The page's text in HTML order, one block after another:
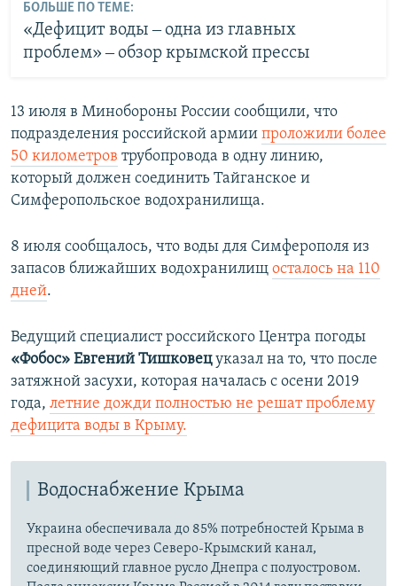
БОЛЬШЕ ПО ТЕМЕ:
«Дефицит воды ‒ одна из главных
проблем» ‒ обзор крымской прессы
13 июля в Минобороны России сообщили, что
подразделения российской армии проложили более
50 километров трубопровода в одну линию,
который должен соединить Тайганское и
Симферопольское водохранилища.
8 июля сообщалось, что воды для Симферополя из
запасов ближайших водохранилищ осталось на 110
дней.
Ведущий специалист российского Центра погоды
«Фобос» Евгений Тишковецуказал на то, что после
затяжной засухи, которая началась с осени 2019
года, летние дожди полностью не решат проблему
дефицита воды в Крыму.
Водоснабжение Крыма
Украина обеспечивала до 85% потребностей Крыма в
пресной воде через Северо-Крымский канал,
соединяющий главное русло Днепра с полуостровом.